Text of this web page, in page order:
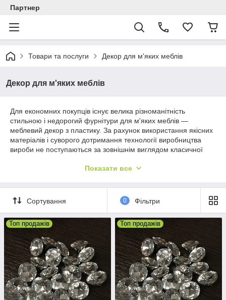
Партнер
Товари та послуги Декор для м'яких меблів
Декор для м'яких меблів
Для економних покупців існує велика різноманітність
стильною і недорогий фурнітури для м'яких меблів —
меблевий декор з пластику. За рахунок використання якісних
матеріалів і суворого дотримання технології виробництва
вироби не поступаються за зовнішнім виглядом класичної
відрізняються невеликою вагою, тому ідеально підходять для
накладки, виконані з міцного і легкого пластику. Залежно від
основного призначення і загальної концепції модельного
ряду готової продукції такі елементи можуть мати просту або
складну форму, завдяки якій можна вигідно підкреслити і
перетворити зовнішній вигляд виробу.
Показати все
Сортування 0 Фільтри
Топ продажів Топ продажів